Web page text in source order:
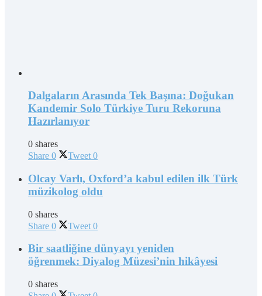
Dalgaların Arasında Tek Başına: Doğukan
Kandemir Solo Türkiye Turu Rekoruna
Hazırlanıyor
0 shares
Share 0 Tweet 0
Olcay Varlı, Oxford’a kabul edilen ilk Türk
müzikolog oldu
0 shares
Share 0 Tweet 0
Bir saatliğine dünyayı yeniden
öğrenmek: Diyalog Müzesi’nin hikâyesi
0 shares